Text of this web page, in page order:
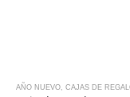
AÑO NUEVO CAJAS DE